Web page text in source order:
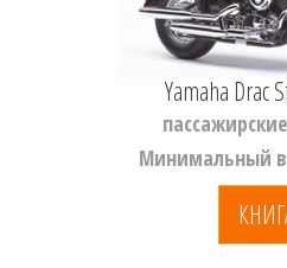
Yamaha Drac
Минимальный